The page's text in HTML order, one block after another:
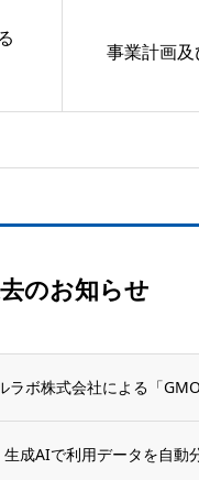
事業計画
のお知らせ
ラボ株式会社による「
生成AIで利用データを自